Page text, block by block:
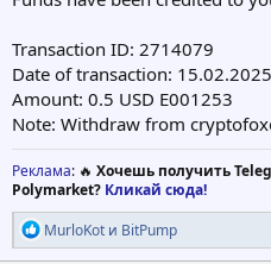
Transaction ID: 2714079
Date of transaction:
Amount: 0.5 USD Е001253
Note: Withdraw from
Реклама: 🔥 Хочешь получить
Polymarket? Кликай сюда!
Р
е
MurloKot и BitPump